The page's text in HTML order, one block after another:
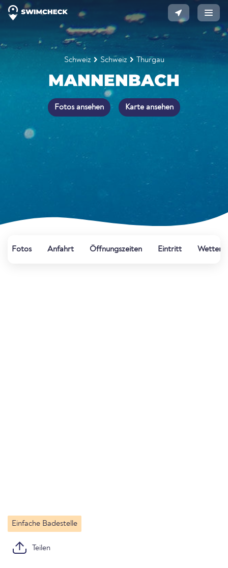
Schweiz Schweiz Thurgau
MANNENBACH
Fotos ansehen Karte ansehen
Fotos Anfahrt Öffnungszeiten Eintritt Wetter
Einfache Badestelle
Teilen